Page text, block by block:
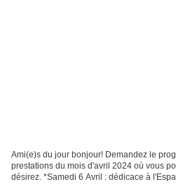
Ami(e)s du jour bonjour! Demandez le
prestations du mois d'avril 2024 où vous
désirez. *Samedi 6 Avril : dédicace à